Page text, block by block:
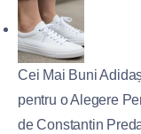
Cei Mai Buni
pentru o Alegere
de Constantin